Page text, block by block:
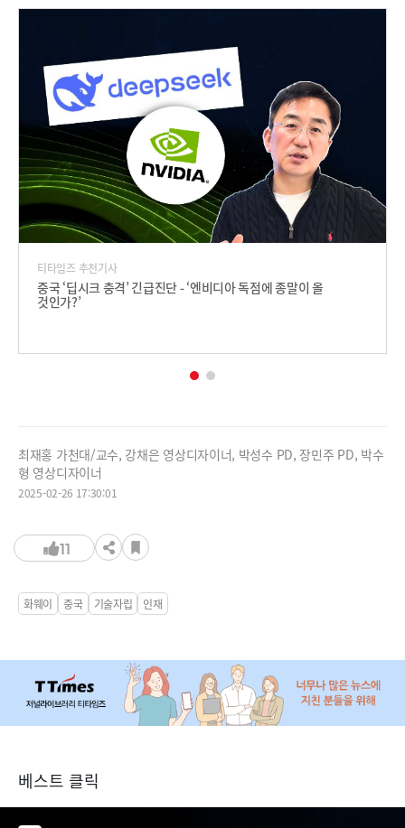
티타임즈 추천기사
중국 ‘딥시크 충격’ 긴급진단 - ‘엔비디아 독점에 종말이 올
것인가?’
최재홍 가천대/교수, 강채은 영상디자이너, 박성수 PD, 장민주 PD, 박수
형 영상디자이너
2025-02-26 17:30:01
11
화웨이 중국 기술자립 인재
베스트 클릭